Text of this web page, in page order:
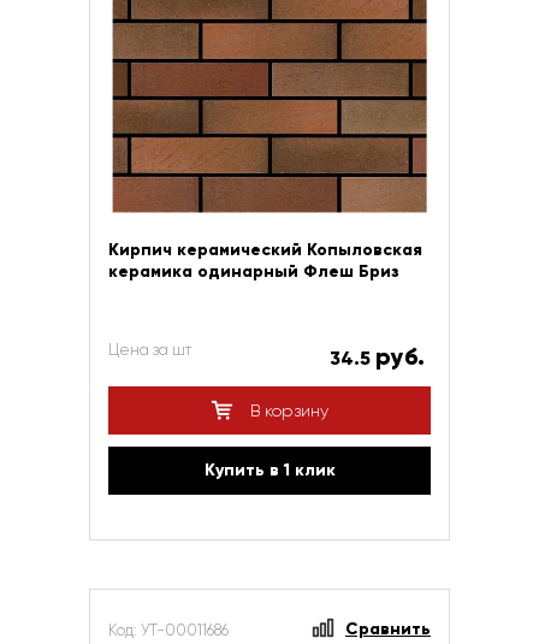
Кирпич керамический Копыловская
керамика одинарный Флеш Бриз
Цена за шт 34.5 руб.
В корзину
Купить в 1 клик
Код: УТ-00011686 Сравнить